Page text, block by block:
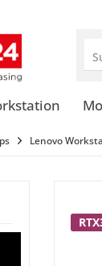
Lenovo